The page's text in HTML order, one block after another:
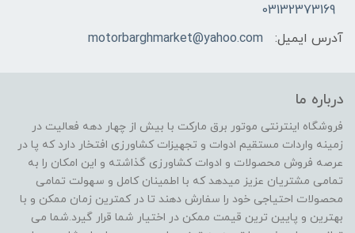
03132373169
آدرس ایمیل:
motorbarghmarket@yahoo.com
درباره ما
فروشگاه اینترنتی موتور برق مارکت با بیش از چهار دهه فعالیت در
زمینه واردات مستقیم ادوات و تجهیزات کشاورزی افتخار دارد که پا در
عرصه فروش محصولات و ادوات کشاورزی گذاشته و این امکان را به
تمامی مشتریان عزیز میدهد که با اطمینان کامل و سهولت تمامی
محصولات احتیاجی خود را سفارش دهند تا در کمترین زمان ممکن و با
بهترین و پایین ترین قیمت ممکن در اختیار شما قرار گیرد.شما می